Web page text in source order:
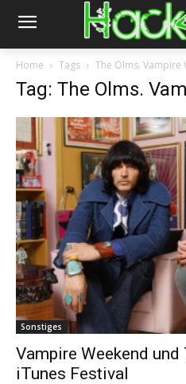
Home Tags The Olms. Vampire
Tag: The Olms.
Sonstiges
Vampire Weekend
iTunes Festival